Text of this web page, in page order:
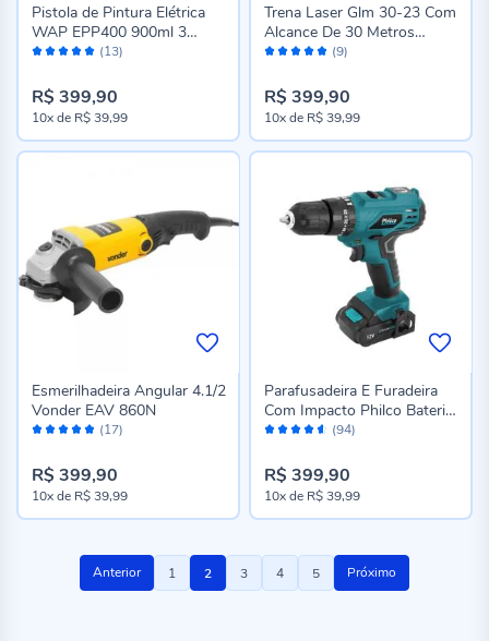
Avaliação: (13)
Pistola de Pintura Elétrica
WAP EPP400 900ml 3
Regulações Spray 400W
R$ 399,90
10xde R$ 39,99
Avaliação: (9)
Trena Laser Glm 30-23 Com
Alcance De 30 Metros
Bosch - 0601072XG0
R$ 399,90
10xde R$ 39,99
Avaliação: (17)
Esmerilhadeira Angular 4.1/2
Vonder EAV 860N
R$ 399,90
10xde R$ 39,99
Avaliação: (94)
Parafusadeira E Furadeira
Com Impacto Philco Bateria
12V Ppf120mf - Bivolt
R$ 399,90
10xde R$ 39,99
Página
Anterior Página
1
Você
2 Página
3 Página
4 Página
5 Próximo